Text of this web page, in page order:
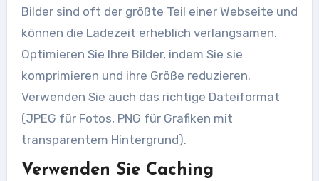
Bilder sind oft der größte Teil einer Webseite und
können die Ladezeit erheblich verlangsamen.
Optimieren Sie Ihre Bilder, indem Sie sie
komprimieren und ihre Größe reduzieren.
Verwenden Sie auch das richtige Dateiformat
(JPEG für Fotos, PNG für Grafiken mit
transparentem Hintergrund).
Verwenden Sie Caching